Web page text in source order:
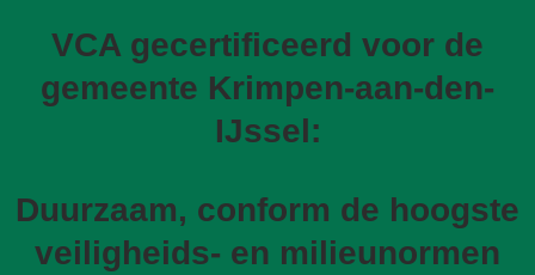
VCA gecertificeerd voor de
gemeente Krimpen-aan-den-
IJssel:
Duurzaam, conform de hoogste
veiligheids- en milieunormen